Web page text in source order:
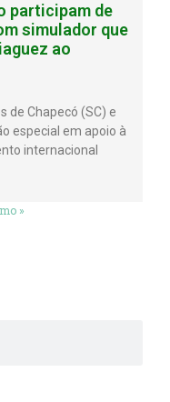
participam de
simulador que
ao
de Chapecó (SC) e
especial em apoio à
internacional
»